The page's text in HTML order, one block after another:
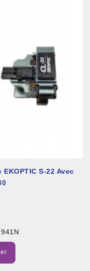
S-22 Avec